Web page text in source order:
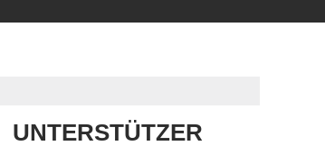
UNTERSTÜTZER